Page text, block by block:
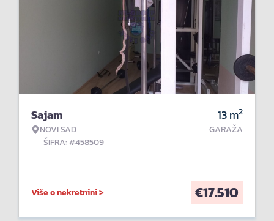
Sajam
NOVI SAD
ŠIFRA: #458509
13m2
GARAŽA
Više o nekretnini > €17.510